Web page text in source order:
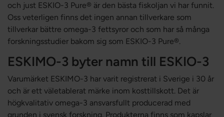
och just ESKIO-3 Pure® är den bästa fiskoljan vi har funnit.
Oss veterligen finns det ingen annan tillverkare som
tillverkar bättre omega-3 fettsyror och som har så många
forskningsstudier bakom sig som ESKIO-3 Pure®.
ESKIMO-3 byter namn till ESKIO-3
Varumärket ESKIMO-3 har varit registrerat i Sverige i 30 år
och är ett väletablerat märke inom kosttillskott. Det är
högkvalitativ omega-3 ansvarsfullt producerad med
grunden i svensk forskning. Produkterna finns som kapslar